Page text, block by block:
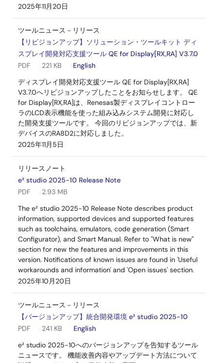
2025年11月20日
ツールニュース－リリース
【リビジョンアップ】ソリューション・ツールキット ディ
スプレイ開発対応支援ツール QE for Display[RX,RA] V3.7.0
PDF
221 KB
English
ディスプレイ開発対応支援ツール QE for Display[RX,RA]
V3.7.0へリビジョンアップしたことをお知らせします。 QE
for Display[RX,RA]は、Renesas製ディスプレイコントロー
ラのLCD表示機能を使った組み込みシステム開発に対応し
た開発支援ツールです。 今回のリビジョンアップでは、新
デバイスのRA8D2に対応しました。
2025年11月5日
リリースノート
e² studio 2025-10 Release Note
PDF
2.93 MB
The e² studio 2025-10 Release Note describes product
information, supported devices and supported features
such as toolchains, emulators, code generation (Smart
Configurator), and Smart Manual. Refer to "What is new"
section for new the features and improvements in this
version. Notifications of known issues are found in 'Useful
workarounds and information' and 'Open issues' section.
2025年10月20日
ツールニュース－リリース
【バージョンアップ】統合開発環境 e² studio 2025-10
PDF
241 KB
English
e² studio 2025-10へのバージョンアップを告知するツール
ニュースです。 機能改善内容やアップデート方法について